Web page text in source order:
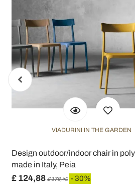
VIADURINI IN THE GARDEN
Design outdoor/indoor chair in
made in Italy, Peia
£ 124,88 £ 178,40 - 30%